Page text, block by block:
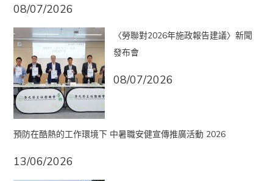
08/07/2026
〈勞聯對2026年施政報告建議〉新聞
發布會
08/07/2026
預防在酷熱的工作環境下 中暑職安健宣傳推廣活動 2026
13/06/2026